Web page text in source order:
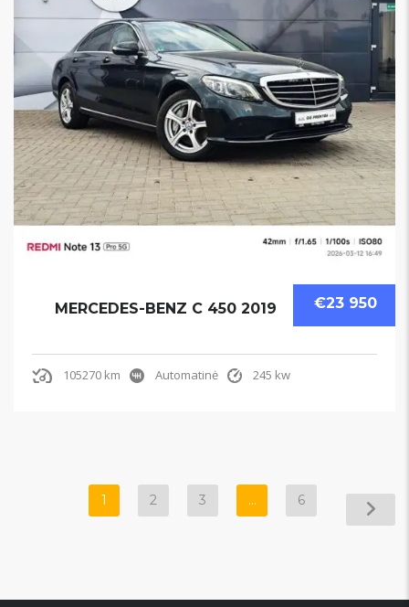
€23 950
MERCEDES-BENZ C 450 2019
105270 km Automatinė 245 kw
1 2 3 … 6